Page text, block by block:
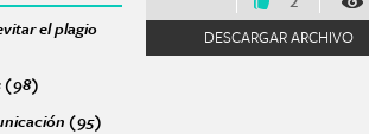
el plagio
para evitar el plagio filter
(98)
(95)
DESCARGAR ARCHIVO